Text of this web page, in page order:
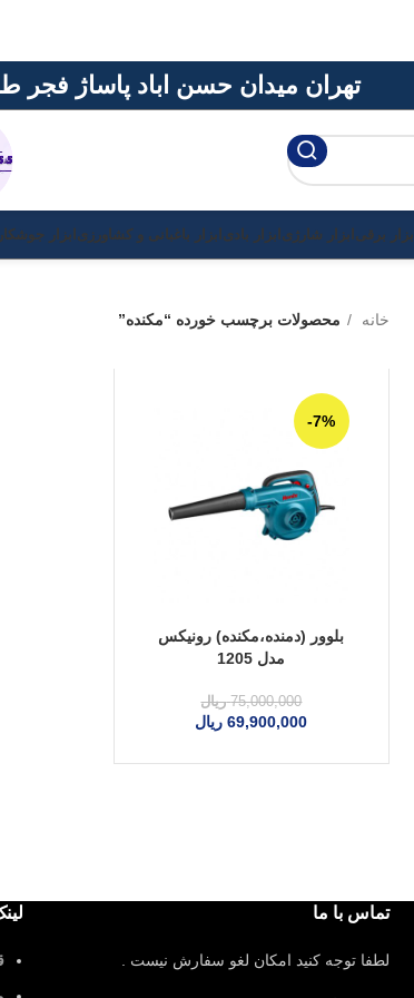
تهران میدان حسن اباد پاساژ فجر طبقه دوم پلاک
ابزار برقی ابزار شارژی ابزار بادی ابزار باغبانی و کشاورزی ابزار
خانه محصولات برچسب خورده “مکنده”
-7%
بلوور (دمنده،مکنده) رونیکس
مدل 1205
75,000,000 ریال
69,900,000 ریال
تماس با ما
لطفا توجه کنید امکان لغو سفارش نیست .